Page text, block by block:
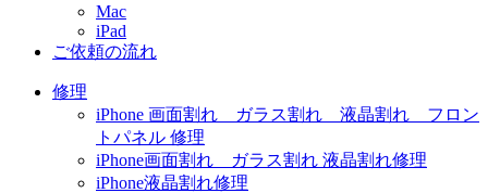
Mac
iPad
ご依頼の流れ
修理
iPhone 画面割れ ガラス割れ 液晶割れ フロン
トパネル 修理
iPhone画面割れ ガラス割れ 液晶割れ修理
iPhone液晶割れ修理